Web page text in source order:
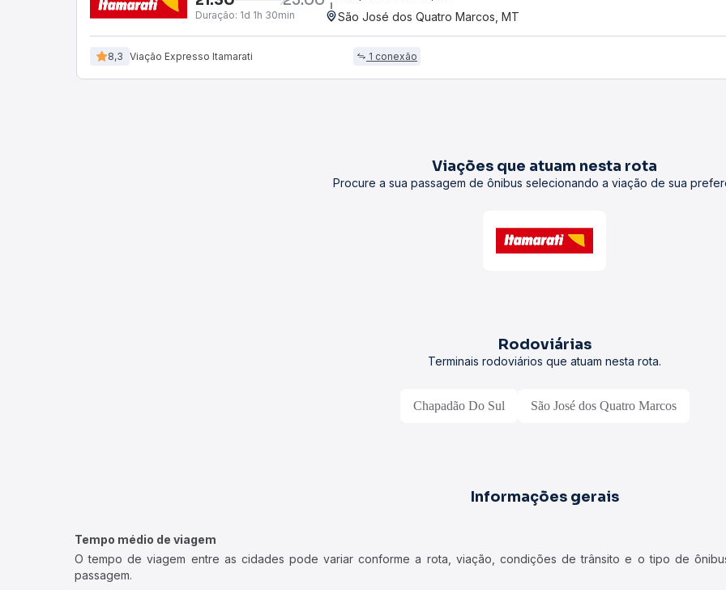
Duração: 1d 1h 30min
São José dos Quatro Marcos, MT
8,3 Viação Expresso Itamarati 1 conexão
Viações que atuam nesta rota
Procure a sua passagem de ônibus selecionando a viação de sua
Rodoviárias
Terminais rodoviários que atuam nesta rota.
Chapadão Do Sul São José dos Quatro Marcos
Informações gerais
Tempo médio de viagem
O tempo de viagem entre as cidades pode variar conforme a rota, viação, condições de trânsito e o tipo de
passagem.